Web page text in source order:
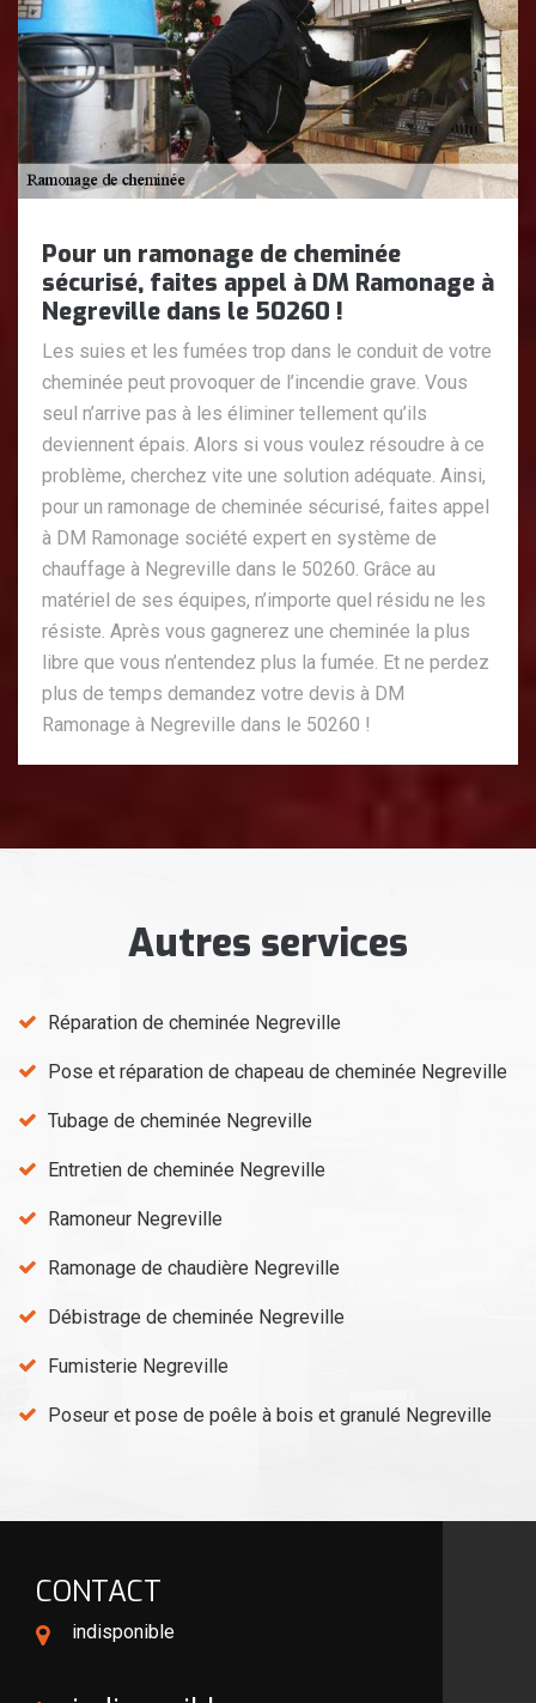
Pour un ramonage de cheminée
sécurisé, faites appel à DM Ramonage à
Negreville dans le 50260 !
Les suies et les fumées trop dans le conduit de votre
cheminée peut provoquer de l’incendie grave. Vous
seul n’arrive pas à les éliminer tellement qu’ils
deviennent épais. Alors si vous voulez résoudre à ce
problème, cherchez vite une solution adéquate. Ainsi,
pour un ramonage de cheminée sécurisé, faites appel
à DM Ramonage société expert en système de
chauffage à Negreville dans le 50260. Grâce au
matériel de ses équipes, n’importe quel résidu ne les
résiste. Après vous gagnerez une cheminée la plus
libre que vous n’entendez plus la fumée. Et ne perdez
plus de temps demandez votre devis à DM
Ramonage à Negreville dans le 50260 !
Autres services
Réparation de cheminée Negreville
Pose et réparation de chapeau de cheminée Negreville
Tubage de cheminée Negreville
Entretien de cheminée Negreville
Ramoneur Negreville
Ramonage de chaudière Negreville
Débistrage de cheminée Negreville
Fumisterie Negreville
Poseur et pose de poêle à bois et granulé Negreville
CONTACT
indisponible